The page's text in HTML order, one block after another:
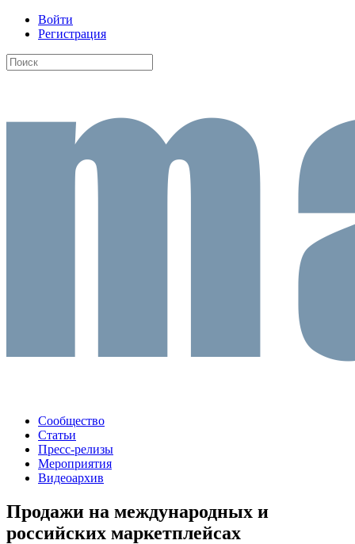
Войти
Регистрация
Сообщество
Статьи
Пресс-релизы
Мероприятия
Видеоархив
Продажи на международных и
российских маркетплейсах